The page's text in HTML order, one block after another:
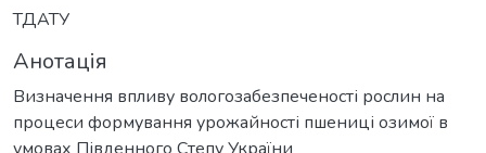
ТДАТУ
Анотація
Визначення впливу вологозабезпеченості рослин на
процеси формування урожайності пшениці озимої в